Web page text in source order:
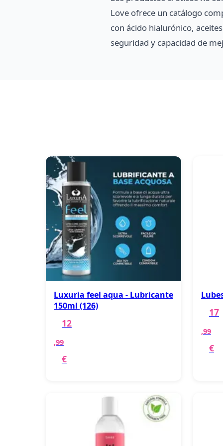
Love ofrece un catálogo
con ácido hialurónico,
seguridad y capacidad de
Luxuria feel aqua - Lubricante
150ml (126)
12
,99
€
17
,99
€